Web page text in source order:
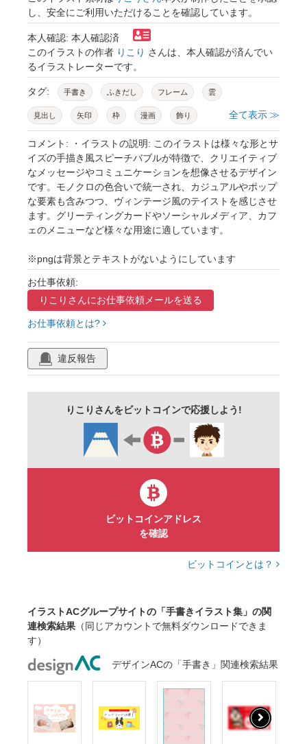
し、安全にご利用いただけることを確認しています。
本人確認: 本人確認済
このイラストの作者 りこり さんは、本人確認が済んでい
るイラストレーターです。
タグ: 手書き ふきだし フレーム 雲
見出し 矢印 枠 漫画 飾り
キラキラ 装飾 ライン
セリフ あしらい ポップ 囲み
びっくり 文字 鉛筆 豆電球
編集 おしゃれ もくもく 素材
吹き出し コミュニケーション
サンプルテキスト
シンプル コレクション アイコン
ユニーク カスタマイズ
オリジナル ラブ
全て表示 ≫
コメント: ・イラストの説明: このイラストは様々な形とサ
イズの手描き風スピーチバブルが特徴で、クリエイティブ
なメッセージやコミュニケーションを想像させるデザイン
です。モノクロの色合いで統一され、カジュアルやポップ
な要素も含みつつ、ヴィンテージ風のテイストを感じさせ
ます。グリーティングカードやソーシャルメディア、カフ
ェのメニューなど様々な用途に適しています。
※pngは背景とテキストがないようにしています
お仕事依頼:
りこりさんにお仕事依頼メールを送る
お仕事依頼とは?
違反報告
りこりさんをビットコインで応援しよう!
ビットコインアドレス
を確認
ビットコインとは？
イラストACグループサイトの「手書きイラスト集」の関
連検索結果 （同じアカウントで無料ダウンロードできま
す）
デザインACの「手書き」関連検索結果